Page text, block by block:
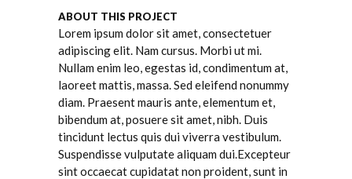
ABOUT THIS PROJECT
Lorem ipsum dolor sit amet, consectetuer
adipiscing elit. Nam cursus. Morbi ut mi.
Nullam enim leo, egestas id, condimentum at,
laoreet mattis, massa. Sed eleifend nonummy
diam. Praesent mauris ante, elementum et,
bibendum at, posuere sit amet, nibh. Duis
tincidunt lectus quis dui viverra vestibulum.
Suspendisse vulputate aliquam dui.Excepteur
sint occaecat cupidatat non proident, sunt in